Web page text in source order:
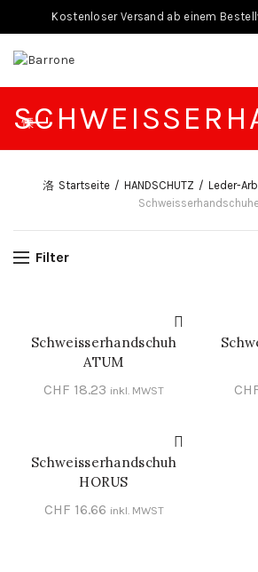
Kostenloser Versand ab einem
Startseite HANDSCHUTZ
Leder-
Schweisserhandschuhe
Filter
IN DEN WARENKORB
Schweisserhandschuh
ATUM
CHF 18.23 inkl. MWST
IN
IN DEN WARENKORB
Schweisserhandschuh
HORUS
CHF 16.66 inkl. MWST